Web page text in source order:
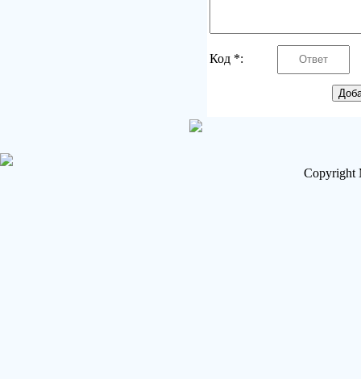
Код *:
Copyright